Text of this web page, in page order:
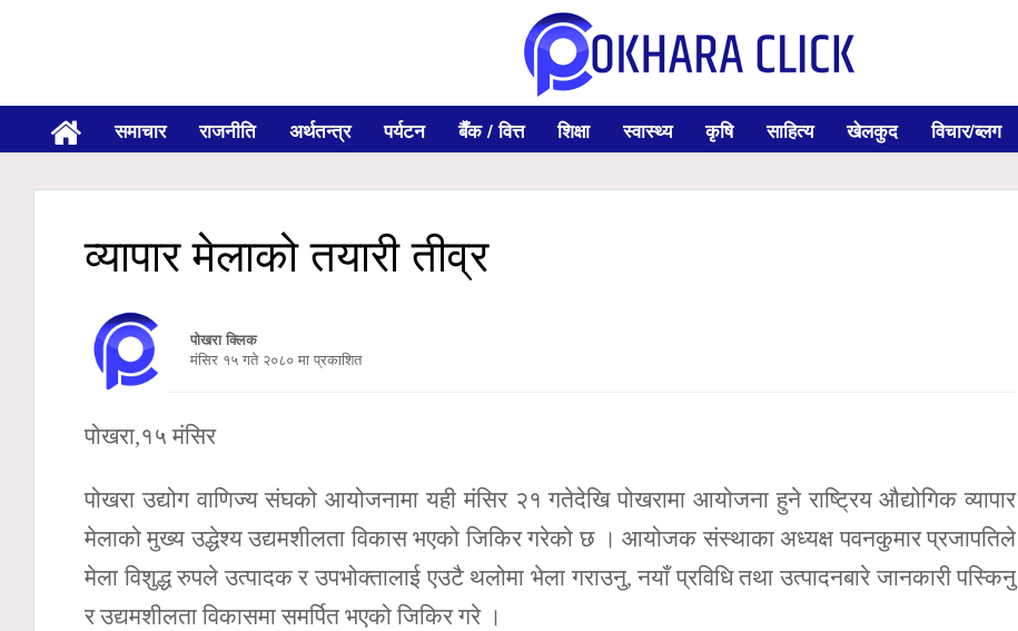
समाचार राजनीति अर्थतन्त्र पर्यटन बैँक / वित्त शिक्षा स्वास्थ्य कृषि साहित्य खेलकुद विचार/ब्लग
व्यापार मेलाको तयारी तीव्र
पोखरा क्लिक
मंसिर १५ गते २०८० मा प्रकाशित
पोखरा,१५ मंसिर
पोखरा उद्योग वाणिज्य संघको आयोजनामा यही मंसिर २१ गतेदेखि पोखरामा आयोजना हुने राष्ट्रिय औद्योगिक व्यापार
मेलाको मुख्य उद्धेश्य उद्यमशीलता विकास भएको जिकिर गरेको छ । आयोजक संस्थाका अध्यक्ष पवनकुमार प्रजापतिले
मेला विशुद्ध रुपले उत्पादक र उपभोक्तालाई एउटै थलोमा भेला गराउनु, नयाँ प्रविधि तथा उत्पादनबारे जानकारी पस्किनु
र उद्यमशीलता विकासमा समर्पित भएको जिकिर गरे ।